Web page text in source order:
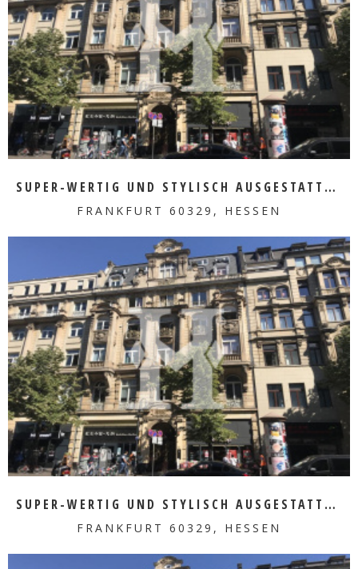
MEHR ERFAHREN
SUPER-WERTIG UND STYLISCH AUSGESTATTETE FLÄCHE
FRANKFURT 60329, HESSEN
MEHR ERFAHREN
SUPER-WERTIG UND STYLISCH AUSGESTATTETE FLÄCHE
FRANKFURT 60329, HESSEN